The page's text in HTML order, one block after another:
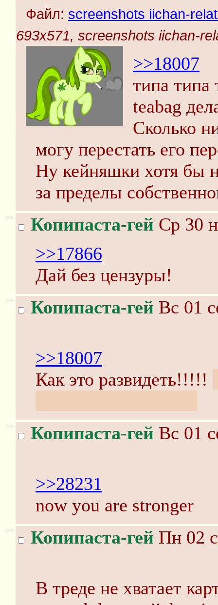
Файл: screenshots iichan-
693x571, screenshots iichan-
>>18007
типа типа
teabag
Сколько
могу перестать его
Ну кейняшки хотя бы
за пределы
>> Копипаста-гей Ср 30
>>17866
Дай без цензуры!
>> Копипаста-гей Вс 01
>>18007
Как это развидеть!!!!!
>> Копипаста-гей Вс 01
>>28231
now you are stronger
>> Копипаста-гей Пн 02
В треде не хватает